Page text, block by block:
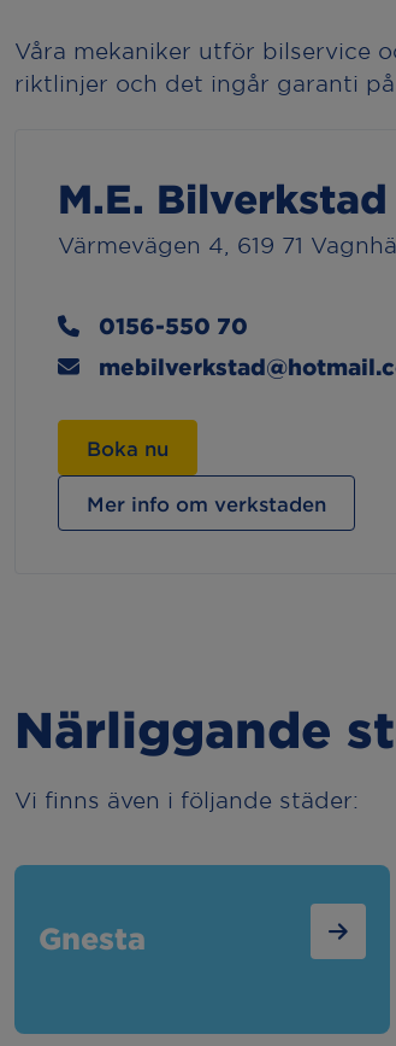
Våra mekaniker utför bilservice
riktlinjer och det ingår garanti
M.E. Bilverkstad
Värmevägen 4, 619 71
0156-550 70
Boka nu
Mer info om verkstaden
Närliggande
Vi finns även i följande städer:
Gnesta